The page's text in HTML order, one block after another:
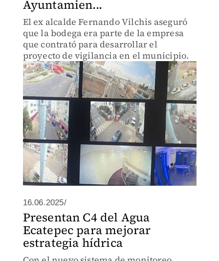
Ayuntamien...
El ex alcalde Fernando Vilchis aseguró
que la bodega era parte de la empresa
que contrató para desarrollar el
proyecto de vigilancia en el municipio.
16.06.2025/
Presentan C4 del Agua
Ecatepec para mejorar
estrategia hídrica